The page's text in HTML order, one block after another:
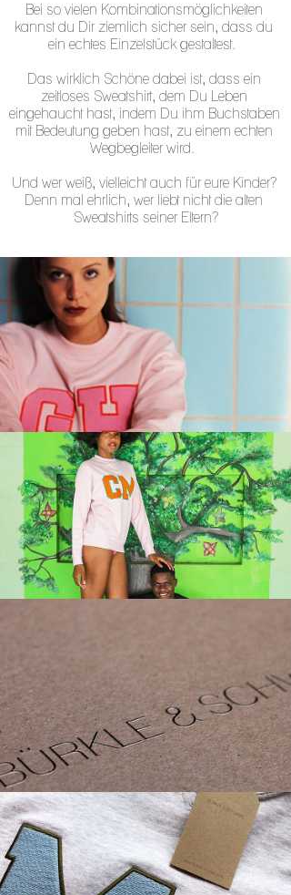
Bei so vielen Kombinationsmöglichkeiten
kannst du Dir ziemlich sicher sein, dass du
ein echtes Einzelstück gestaltest.
Das wirklich Schöne dabei ist, dass ein
zeitloses Sweatshirt, dem Du Leben
eingehaucht hast, indem Du ihm Buchstaben
mit Bedeutung geben hast, zu einem echten
Wegbegleiter wird.
Und wer weiß, vielleicht auch für eure Kinder?
Denn mal ehrlich, wer liebt nicht die alten
Sweatshirts seiner Eltern?